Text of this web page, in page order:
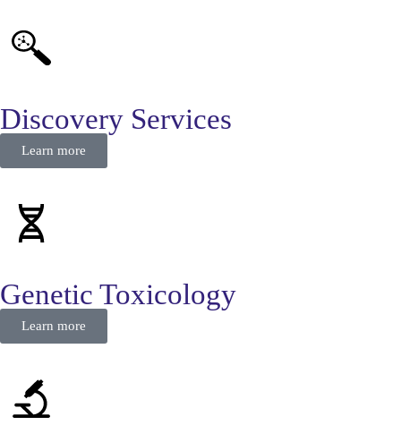
Discovery Services
Learn more
Genetic Toxicology
Learn more